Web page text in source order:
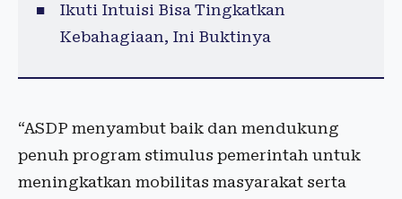
Ikuti Intuisi Bisa Tingkatkan
Kebahagiaan, Ini Buktinya
“ASDP menyambut baik dan mendukung
penuh program stimulus pemerintah untuk
meningkatkan mobilitas masyarakat serta